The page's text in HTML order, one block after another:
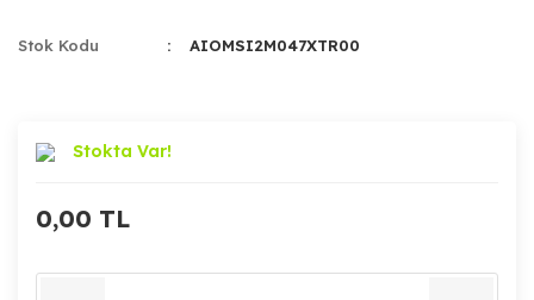
Stok Kodu AIOMSI2M047XTR00
Stokta Var!
0,00 TL